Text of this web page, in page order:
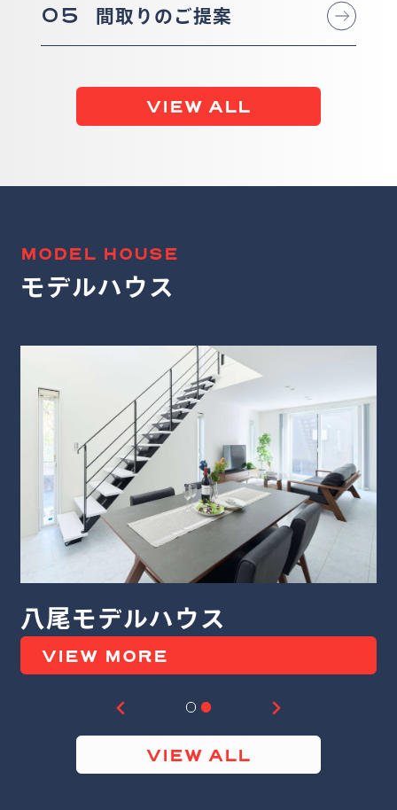
05 間取りのご提案
VIEW ALL
MODEL HOUSE
モデルハウス
堺モデルハウス
VIEW MORE
VIEW ALL